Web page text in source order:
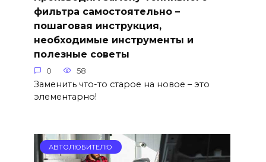
фильтра самостоятельно –
пошаговая инструкция,
необходимые инструменты и
полезные советы
0 58
Заменить что-то старое на новое – это
элементарно!
АВТОЛЮБИТЕЛЮ